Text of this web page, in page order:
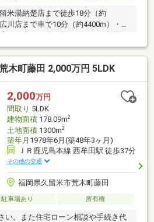
米湯納楚店まで徒歩18分（約
川店まで車で10分（約4400m）・ド
3600m）・久留米野添郵便局まで徒
木町藤田 2,000万円 5LDK
2,000万円
間取り 5LDK
建物面積178.09m2
土地面積1300m2
築年月 1978年6月(築48年3ヶ月)
ＪＲ鹿児島本線 西牟田駅 徒歩37分
その他の交通
福岡県久留米市荒木町藤田
駐車場あり 所有権
い。また住宅ローン相談や手続き代